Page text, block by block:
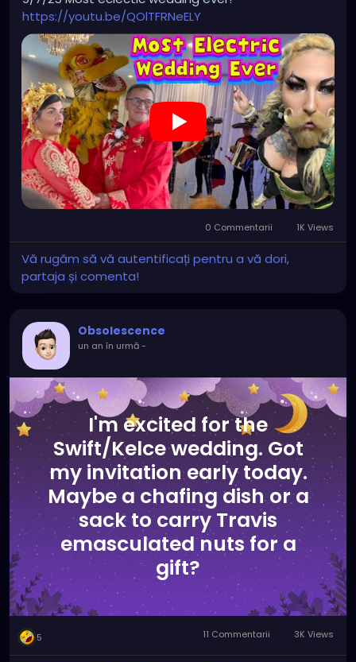
https://youtu.be/QOlTFRNeELY
0 Commentarii 1K Views
Vă rugăm să vă autentificați pentru a vă dori,
partaja și comenta!
Obsolescence
un an în urmă-
I'm excited for the
Swift/Kelce wedding. Got
my invitation early today.
Maybe a chafing dish or a
sack to carry Travis
emasculated nuts for a
gift?
5 11 Commentarii 3K Views